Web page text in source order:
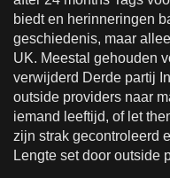
biedt en herinneringen
geschiedenis, maar
UK. Meestal gehouden
verwijderd Derde partij
outside providers naar
iemand leeftijd, of let
zijn strak gecontroleerd
Lengte set door outside